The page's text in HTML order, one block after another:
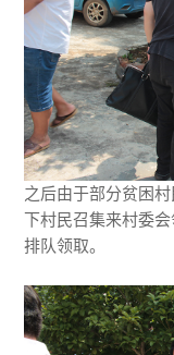
之后由于部分贫困
下村民召集来村委
排队领取。